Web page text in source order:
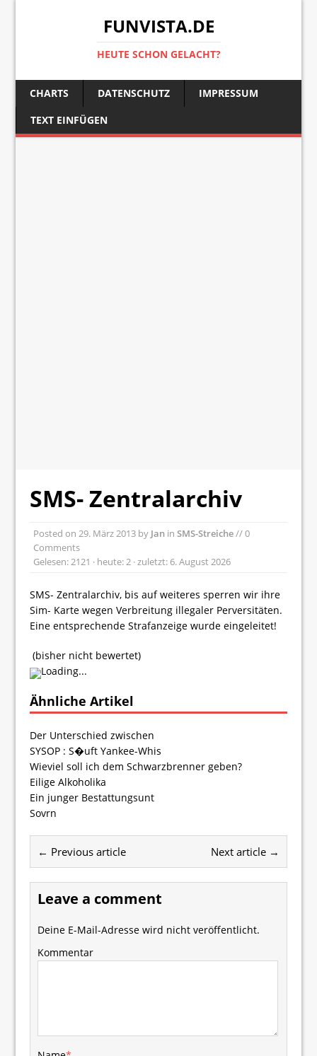
FUNVISTA.DE
HEUTE SCHON GELACHT?
CHARTS DATENSCHUTZ
IMPRESSUM
TEXT EINFÜGEN
SMS- Zentralarchiv
Posted on29. März 2013 by Jan inSMS-Streiche// 0
Comments
Gelesen: 2121 · heute: 2 · zuletzt: 6. August 2026
SMS- Zentralarchiv, bis auf weiteres sperren wir ihre
Sim- Karte wegen Verbreitung illegaler Perversitäten.
Eine entsprechende Strafanzeige wurde eingeleitet!
(bisher nicht bewertet)
Loading...
Ähnliche Artikel
Der Unterschied zwischen
SYSOP : S�uft Yankee-Whis
Wieviel soll ich dem Schwarzbrenner geben?
Eilige Alkoholika
Ein junger Bestattungsunt
Sovrn
← Previous article Next article →
Leave a comment
Deine E-Mail-Adresse wird nicht veröffentlicht.
Kommentar